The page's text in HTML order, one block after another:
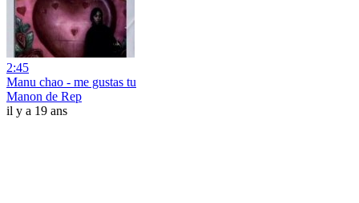
2:45
Manu chao - me gustas tu
Manon de Rep
il y a 19 ans